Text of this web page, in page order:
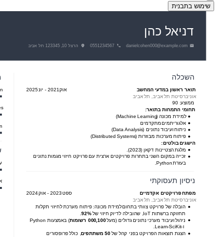
שימוש בתבנית